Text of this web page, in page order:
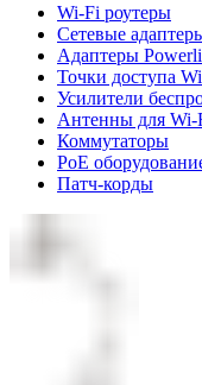
Wi-Fi роутеры
Сетевые
Адаптеры
Точки доступа
Усилители
Антенны для Wi-
Коммутаторы
PoE
Патч-корды